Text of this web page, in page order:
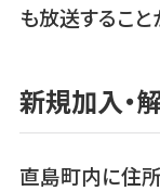
も放送すること
新規加入・
直島町内に住